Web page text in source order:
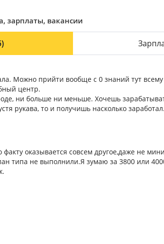
Беларусь) — производство гидроцилиндров
«Гидросила ГРУП» работает около 3 000
зарплаты, вакансии
Можно прийти вообще с 0 знаний тут всему
центр.
ни больше ни меньше. Хочешь
рукава, то и получишь насколько заработал.
оказывается совсем другое,даже не
типа не выполнили.Я зумаю за 3800 или